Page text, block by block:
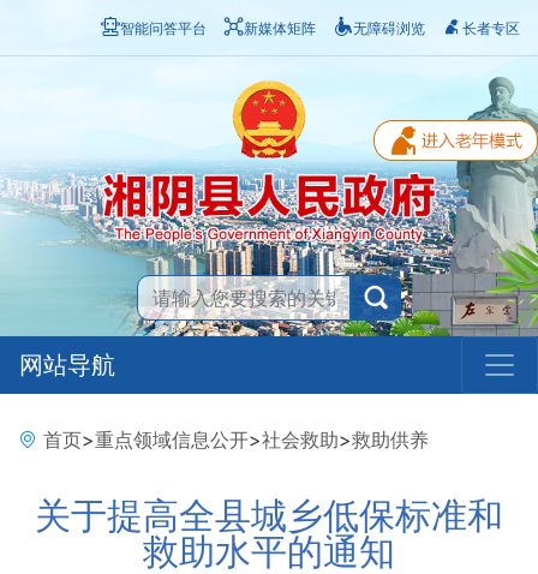
智能问答平台 新媒体矩阵 无障碍浏览 长者专区
网站导航
首页>重点领域信息公开>社会救助>救助供养
关于提高全县城乡低保标准和
救助水平的通知